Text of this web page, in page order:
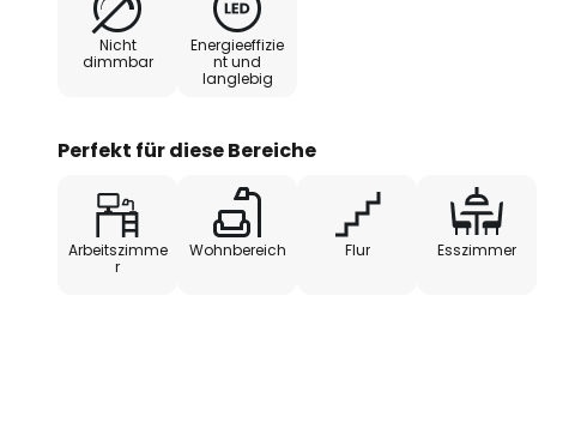
Nicht
dimmbar
Energieeffizie
nt und
langlebig
Perfekt für diese Bereiche
Arbeitszimme
r
Wohnbereich Flur Esszimmer